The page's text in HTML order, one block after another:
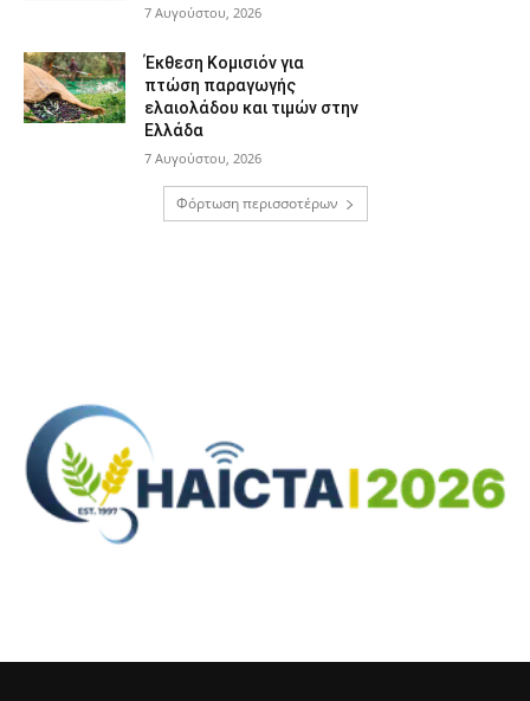
7 Αυγούστου, 2026
Έκθεση Κομισιόν για
πτώση παραγωγής
ελαιολάδου και τιμών στην
Ελλάδα
7 Αυγούστου, 2026
Φόρτωση περισσοτέρων